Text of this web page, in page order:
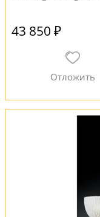
43 850 ₽